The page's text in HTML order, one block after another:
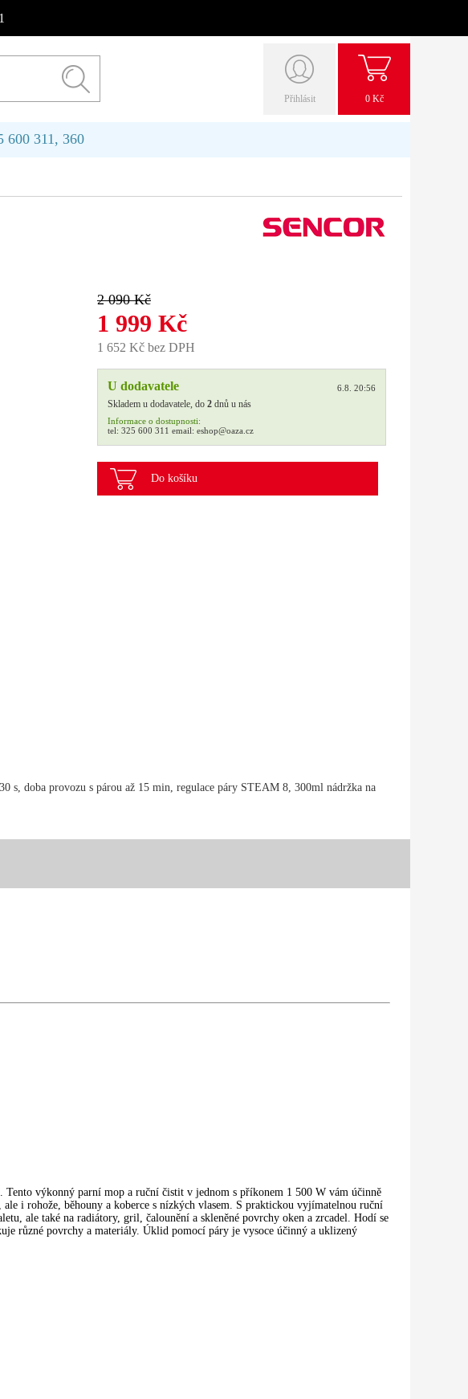
Přihlásit 0 Kč
600 311, 360
2 090 Kč
1 999 Kč
1 652 Kč bez DPH
U dodavatele 6.8. 20:56
Skladem u dodavatele, do 2 dnů u nás
Informace o dostupnosti:
tel: 325 600 311 email: eshop@oaza.cz
Do košíku
doba provozu s párou až 15 min, regulace páry STEAM 8, 300ml nádržka na
výkonný parní mop a ruční čistit v jednom s příkonem 1 500 W vám účinně
i rohože, běhouny a koberce s nízkých vlasem. S praktickou vyjímatelnou ruční
ale také na radiátory, gril, čalounění a skleněné povrchy oken a zrcadel. Hodí se
různé povrchy a materiály. Úklid pomocí páry je vysoce účinný a uklizený